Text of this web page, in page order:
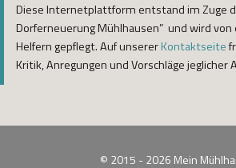
Diese Internetplattform entstand im Zuge
Dorferneuerung Mühlhausen” und wird
Helfern gepflegt. Auf unsererKontaktseite
Kritik, Anregungen und Vorschläge jeglicher
© 2015 - 2026 Mein